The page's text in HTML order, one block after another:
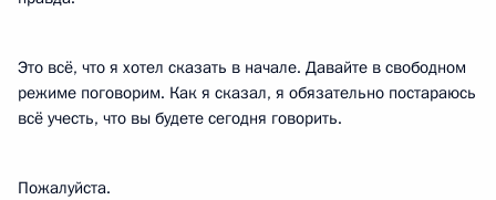
Это всё, что я хотел сказать в начале. Давайте в свободном
режиме поговорим. Как я сказал, я обязательно постараюсь
всё учесть, что вы будете сегодня говорить.
Пожалуйста.